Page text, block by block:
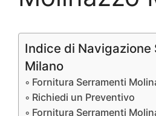
Indice di Navigazione
Milano
Fornitura Serramenti
Richiedi un Preventivo
Fornitura Serramenti